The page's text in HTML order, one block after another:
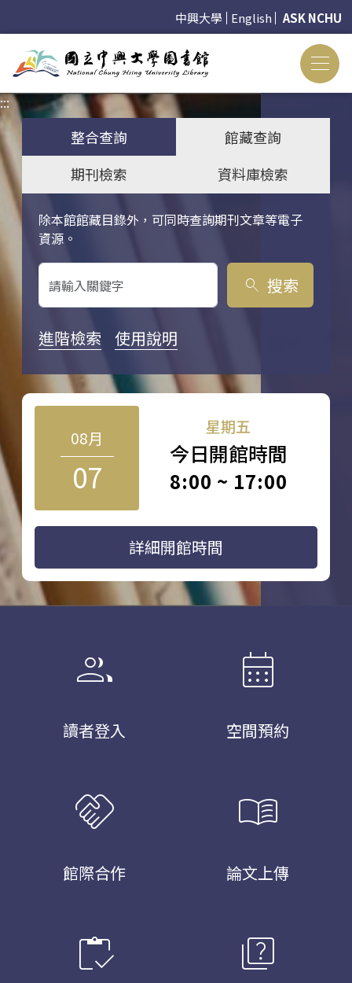
中興大學 English ASK NCHU
:::
整合查詢
館藏查詢
期刊檢索
資料庫檢索
除本館館藏目錄外，可同時查詢期刊文章等電子
資源。
關鍵字搜尋
search 搜索
進階檢索 使用說明
08月
07
星期五
今日開館時間
8:00 ~ 17:00
詳細開館時間
group
讀者登入
calendar_month
空間預約
handshake
館際合作
menu_book
論文上傳
inventory quiz